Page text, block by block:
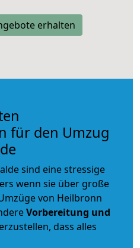
erhalten
für den Umzug
sind eine stressige
wenn sie über große
von Heilbronn
Vorbereitung und
dass alles